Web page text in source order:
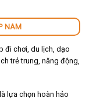
NAM
đi chơi, du lịch, dạo
trẻ trung, năng động,
lựa chọn hoàn hảo